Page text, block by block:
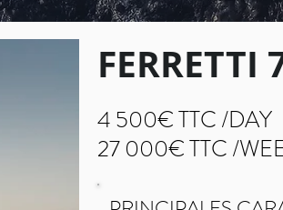
FERRETTI
4 500€ TTC /DAY
27 000€ TTC /